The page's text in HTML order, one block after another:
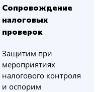
Сопровождение
налоговых
проверок
Защитим при
мероприятиях
налогового контроля
и оспорим